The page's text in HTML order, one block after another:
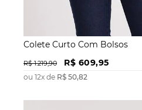
Colete Curto Com Bolsos
R$ 1.219,90 R$ 609,95
ou 12x de R$ 50,82